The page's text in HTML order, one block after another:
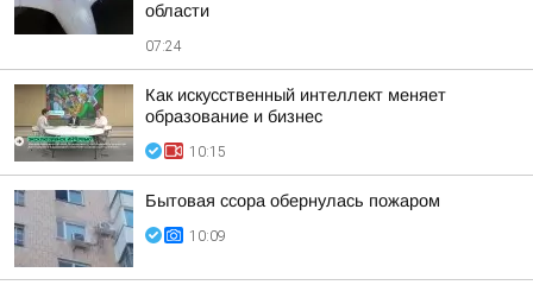
области
07:24
Как искусственный интеллект меняет
образование и бизнес
10:15
Бытовая ссора обернулась пожаром
10:09